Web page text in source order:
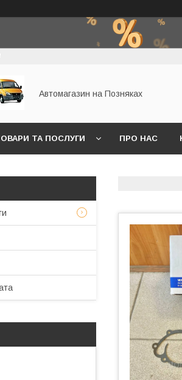
Автомагазин на Позняках
ТА ПОСЛУГИ ПРО НАС